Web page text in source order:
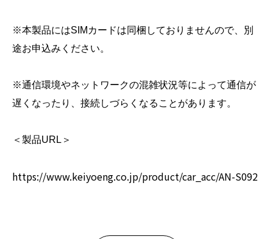
※本製品にはSIMカードは同梱しておりませんので、別
途お申込みください。
※通信環境やネットワークの混雑状況等によって通信が
遅くなったり、接続しづらくなることがあります。
＜製品URL＞
https://www.keiyoeng.co.jp/product/car_acc/AN-S092